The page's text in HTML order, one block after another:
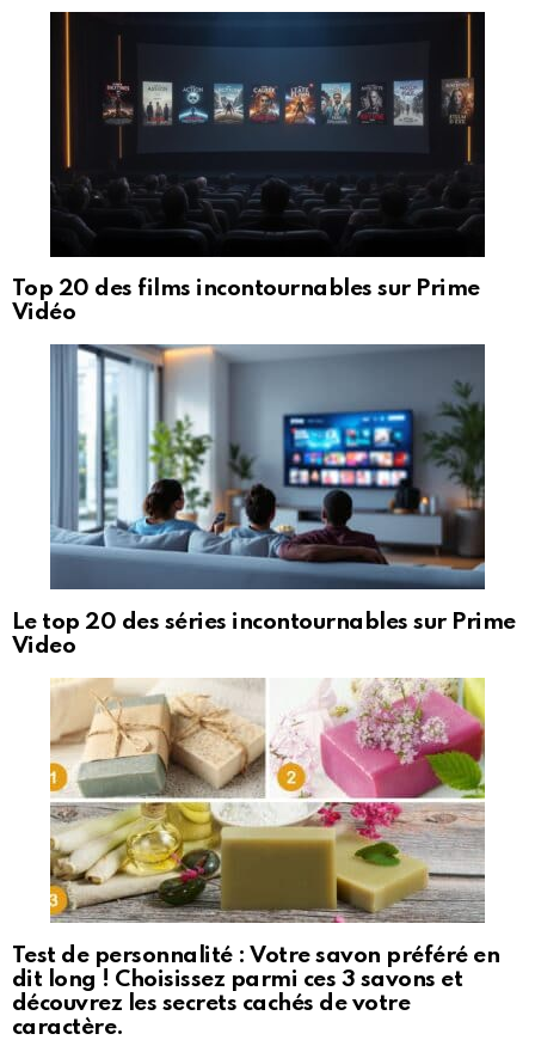
Top 20 des films incontournables sur Prime
Vidéo
Le top 20 des séries incontournables sur Prime
Video
Test de personnalité : Votre savon préféré en
dit long ! Choisissez parmi ces 3 savons et
découvrez les secrets cachés de votre
caractère.